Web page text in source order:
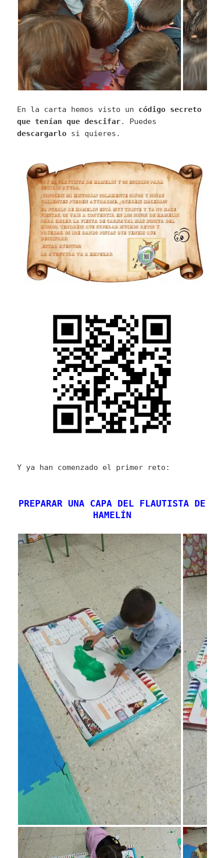
En la carta hemos visto un código secreto
que tenían que descifar. Puedes
descargarlo si quieres.
Y ya han comenzado el primer reto:
PREPARAR UNA CAPA DEL FLAUTISTA DE
HAMELÍN